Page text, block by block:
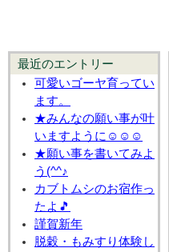
最近のエントリー
可愛いゴーヤ育ってい
ます。
★みんなの願い事が叶
いますように☺☺☺
★願い事を書いてみよ
う(^^♪
カブトムシのお宿作っ
たよ🎵
謹賀新年
脱穀・もみすり体験し